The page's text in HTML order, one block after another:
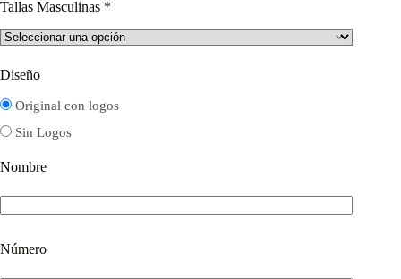
Tallas Masculinas *
Diseño
Original con logos
Sin Logos
Nombre
Número